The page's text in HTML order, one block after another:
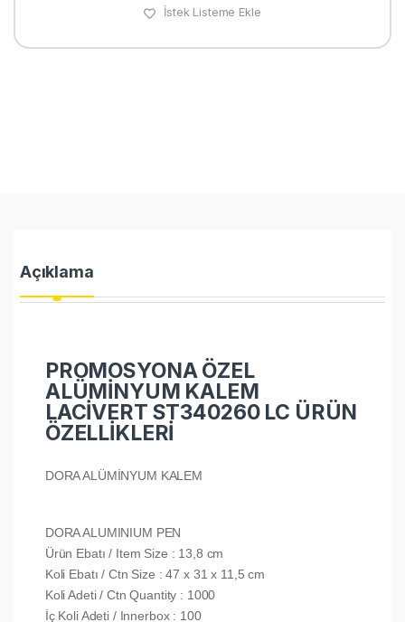
İstek Listeme Ekle
Açıklama
PROMOSYONA ÖZEL
ALÜMİNYUM KALEM
LACİVERT ST340260 LC ÜRÜN
ÖZELLİKLERİ
DORA ALÜMİNYUM KALEM
DORA ALUMINIUM PEN
Ürün Ebatı / Item Size : 13,8 cm
Koli Ebatı / Ctn Size : 47 x 31 x 11,5 cm
Koli Adeti / Ctn Quantity : 1000
İç Koli Adeti / Innerbox : 100